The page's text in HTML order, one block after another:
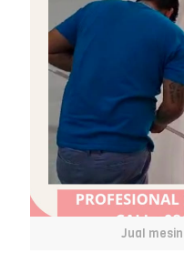
Jual